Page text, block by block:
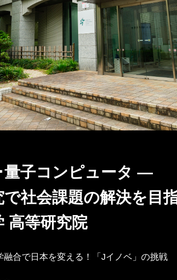
量子コンピュータ ―
社会課題の解決を目
高等研究院
合で日本を変える！「Jイノベ」の挑戦